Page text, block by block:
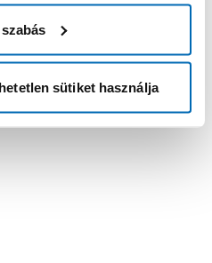
sütiket használja